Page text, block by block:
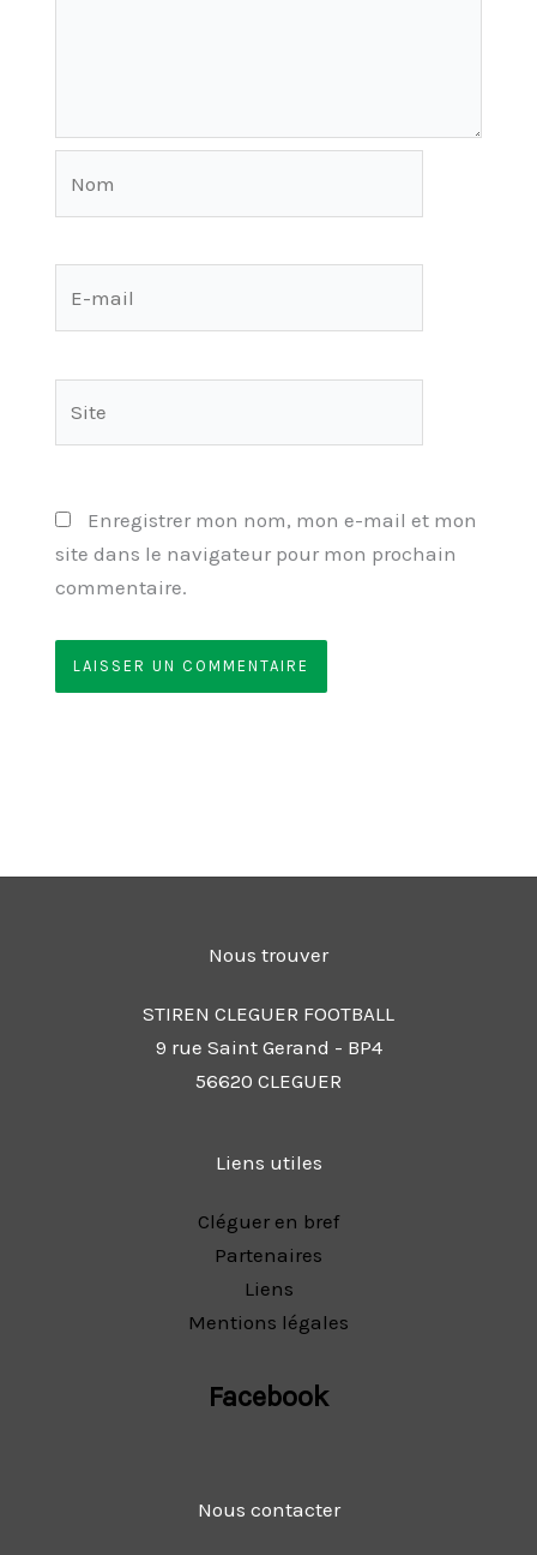
Enregistrer mon nom, mon e-mail et mon
site dans le navigateur pour mon prochain
commentaire.
Nous trouver
STIREN CLEGUER FOOTBALL
9 rue Saint Gerand - BP4
56620 CLEGUER
Liens utiles
Cléguer en bref
Partenaires
Liens
Mentions légales
Facebook
Nous contacter